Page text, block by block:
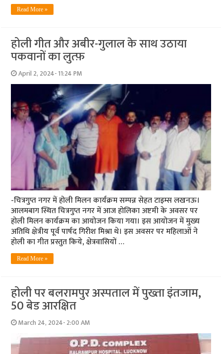
Read More »
होली गीत और अबीर-गुलाल के साथ उठाया
पकवानों का लुत्फ़
April 2, 2024- 11:24 PM
-चित्रगुप्त नगर में होली मिलन कार्यक्रम सम्पन्न सेहत टाइम्स लखनऊ।
आलमबाग स्थित चित्रगुप्त नगर में आज होलिका अष्टमी के अवसर पर
होली मिलन कार्यक्रम का आयोजन किया गया। इस आयोजन में मुख्य
अतिथि क्षेत्रीय पूर्व पार्षद गिरीश मिश्रा थे। इस अवसर पर महिलाओं ने
होली का गीत प्रस्तुत किये, क्षेत्रवासियों …
Read More »
होली पर बलरामपुर अस्पताल में पुख्ता इंतजाम,
50 बेड आरक्षित
March 24, 2024- 2:00 AM